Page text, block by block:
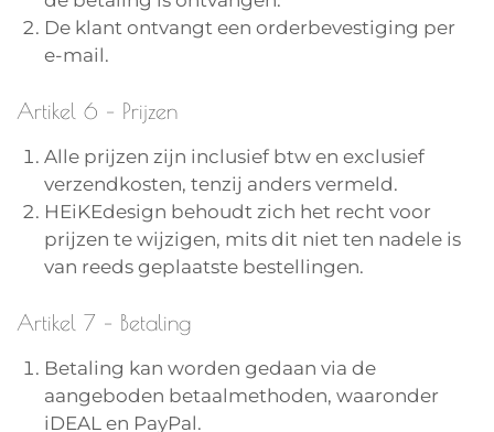
De klant ontvangt een orderbevestiging per
e-mail.
Artikel 6 – Prijzen
Alle prijzen zijn inclusief btw en exclusief
verzendkosten, tenzij anders vermeld.
HEiKEdesign behoudt zich het recht voor
prijzen te wijzigen, mits dit niet ten nadele is
van reeds geplaatste bestellingen.
Artikel 7 – Betaling
Betaling kan worden gedaan via de
aangeboden betaalmethoden, waaronder
iDEAL en PayPal.